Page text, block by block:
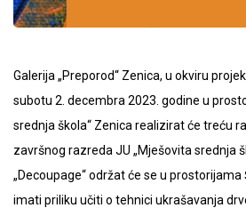
Galerija „Preporod“ Zenica, u okviru
subotu 2. decembra 2023. godine u
srednja škola“ Zenica realizirat će treću
završnog razreda JU „Mješovita srednja
„Decoupage“ održat će se u prostorijama
imati priliku učiti o tehnici ukrašavanja